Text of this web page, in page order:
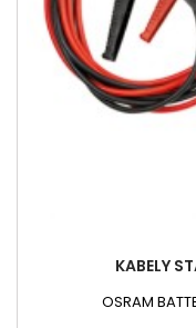
KABELY
OSRAM